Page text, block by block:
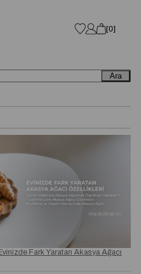
0
Ara
Fark Yaratan Akasya Ağacı